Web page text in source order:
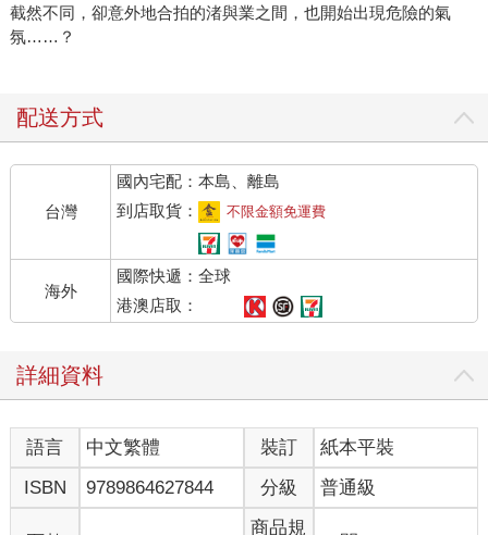
截然不同，卻意外地合拍的渚與業之間，也開始出現危險的氣
氛……？
配送方式
台灣
國內宅配：本島、離島
到店取貨：
不限金額免運費
海外
國際快遞：全球
港澳店取：
詳細資料
語言 中文繁體 裝訂
紙本平裝
ISBN
9789864627844 分級 普通級
商品規